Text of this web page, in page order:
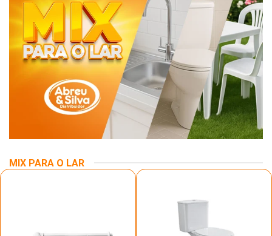
MIX PARA O LAR